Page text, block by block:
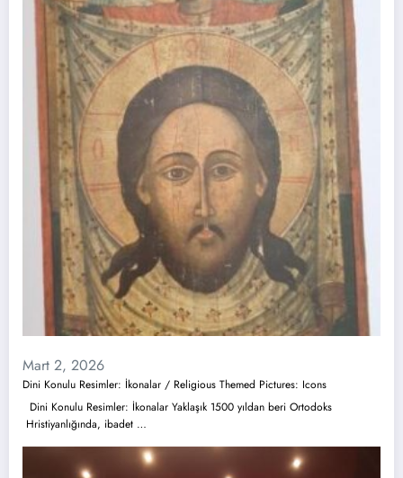
Mart 2, 2026
Dini Konulu Resimler: İkonalar / Religious Themed Pictures: Icons
Dini Konulu Resimler: İkonalar Yaklaşık 1500 yıldan beri Ortodoks
Hristiyanlığında, ibadet …